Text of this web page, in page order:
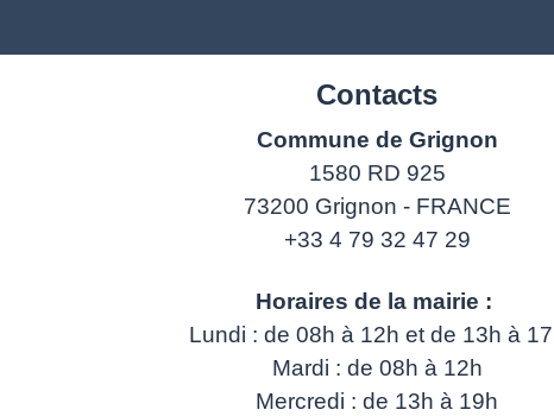
Contacts
Commune de Grignon
1580 RD 925
73200 Grignon - FRANCE
+33 4 79 32 47 29
Lundi : de 08h à 12h et de 13h à 17h
Mardi : de 08h à 12h
Mercredi : de 13h à 19h
Jeudi : de 08h à 12h et de 13h à 17h